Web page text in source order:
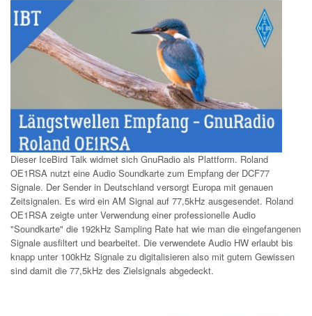
Dieser IceBird Talk widmet sich GnuRadio als Plattform. Roland
OE1RSA nutzt eine Audio Soundkarte zum Empfang der DCF77
Signale. Der Sender in Deutschland versorgt Europa mit genauen
Zeitsignalen. Es wird ein AM Signal auf 77,5kHz ausgesendet. Roland
OE1RSA zeigte unter Verwendung einer professionelle Audio
"Soundkarte" die 192kHz Sampling Rate hat wie man die eingefangenen
Signale ausfiltert und bearbeitet. Die verwendete Audio HW erlaubt bis
knapp unter 100kHz Signale zu digitalisieren also mit gutem Gewissen
sind damit die 77,5kHz des Zielsignals abgedeckt.